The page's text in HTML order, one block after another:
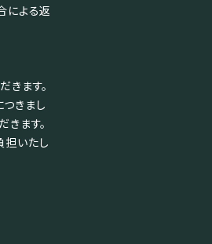
による返
きます。
きまし
ます。
いたし